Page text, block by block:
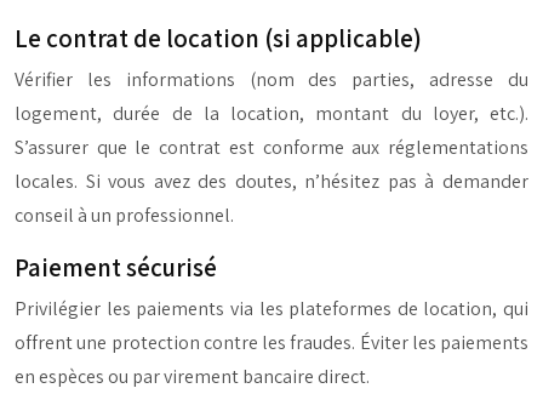
Le contrat de location (si applicable)
Vérifier les informations (nom des parties, adresse du
logement, durée de la location, montant du loyer, etc.).
S’assurer que le contrat est conforme aux réglementations
locales. Si vous avez des doutes, n’hésitez pas à demander
conseil à un professionnel.
Paiement sécurisé
Privilégier les paiements via les plateformes de location, qui
offrent une protection contre les fraudes. Éviter les paiements
en espèces ou par virement bancaire direct.